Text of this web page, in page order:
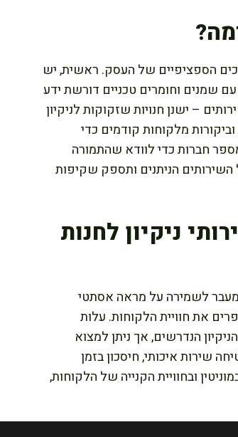
הספציפיים של העסק. ראשית, יש
עם שמנים וחומרים טכניים דורשת ידע
– ישנן חנויות שזקוקות לניקיון
מלקוחות קודמים כדי
חברות כדי לוודא שהתמורה
הניתנים ותספק שקיפות
ניקיון לחנות
מעבר לשמירה על מראה אסתטי
את חוויית הלקוחות. עלות
הנדרשים, אך ניתן למצוא
שירות איכותי, חיסכון בזמן
ובחוויית הקנייה של הלקוחות,